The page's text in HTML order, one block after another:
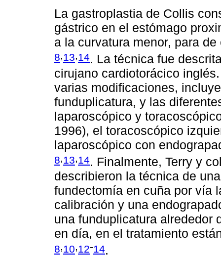
La gastroplastia de Collis
gástrico en el estómago
a la curvatura menor, para
8,13,14. La técnica fue
cirujano cardiotorácico
varias modificaciones,
funduplicatura, y las
laparoscópico y
1996), el toracoscópico
laparoscópico con
8,13,14. Finalmente, Terry y
describieron la técnica de
fundectomía en cuña por vía
calibración y una
una funduplicatura alrededor
en día, en el tratamiento
8,10,12-14.